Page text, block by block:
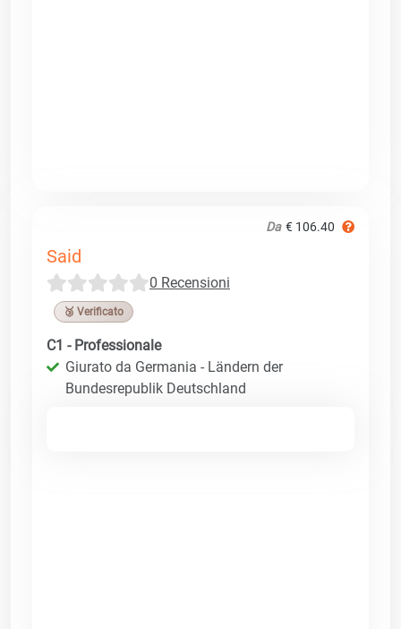
Da € 106.40
Said
0 Recensioni
🥉 Verificato
C1 - Professionale
Giurato da Germania - Ländern der
Bundesrepublik Deutschland